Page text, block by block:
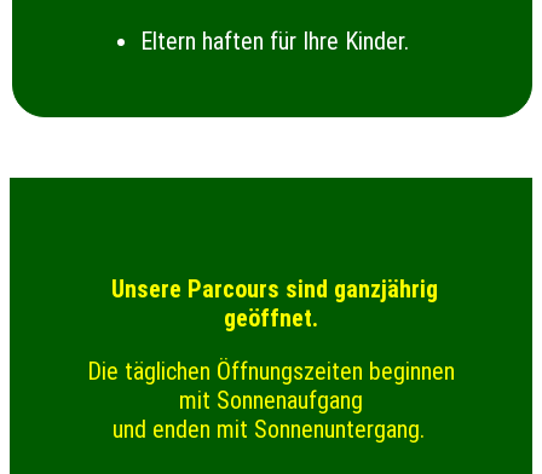
Eltern haften für Ihre Kinder.
Unsere Parcours sind ganzjährig
geöffnet.
Die täglichen Öffnungszeiten beginnen
mit Sonnenaufgang
und enden mit Sonnenuntergang.